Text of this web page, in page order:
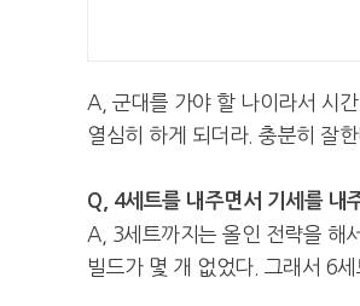
A, 군대를 가야 할 나이라서 시
열심히 하게 되더라. 충분히 잘
Q, 4세트를 내주면서 기세를 내
A, 3세트까지는 올인 전략을 해
빌드가 몇 개 없었다. 그래서 6